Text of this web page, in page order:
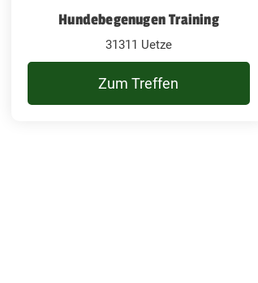
Hundebegenugen Training
31311 Uetze
Zum Treffen